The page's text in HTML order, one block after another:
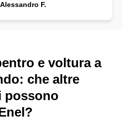
Alessandro F.
e voltura a
che altre
possono